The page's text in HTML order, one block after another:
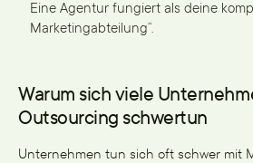
Eine Agentur fungiert als deine
Marketingabteilung“.
Warum sich viele
Outsourcing schwertun
Unternehmen tun sich oft schwer mit